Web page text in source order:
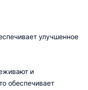
улучшенное
и
обеспечивает